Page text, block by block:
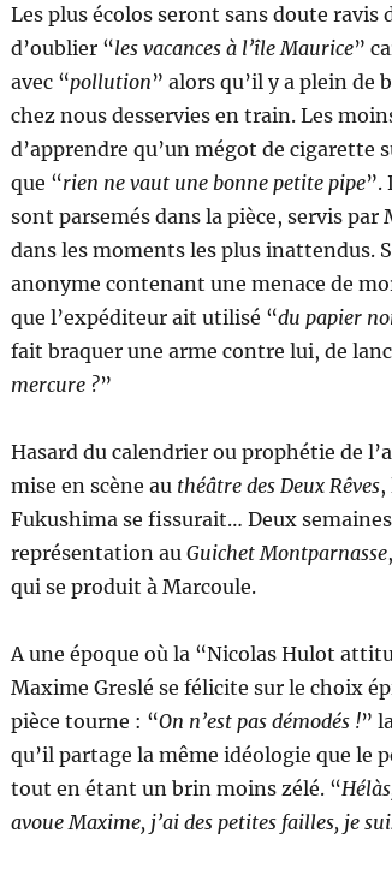
Les plus écolos seront sans doute ravis
d’oublier “les vacances à l’île Maurice”
avec “pollution” alors qu’il y a plein de
chez nous desservies en train. Les
d’apprendre qu’un mégot de cigarette
que “rien ne vaut une bonne petite pipe”.
sont parsemés dans la pièce, servis
dans les moments les plus inattendus.
anonyme contenant une menace de
que l’expéditeur ait utilisé “du papier
fait braquer une arme contre lui, de
mercure ?”
Hasard du calendrier ou prophétie de
mise en scène au théâtre des Deux Rêves,
Fukushima se fissurait… Deux
représentation au Guichet Montparnasse
qui se produit à Marcoule.
A une époque où la “Nicolas Hulot
Maxime Greslé se félicite sur le choix
pièce tourne : “On n’est pas démodés !”
qu’il partage la même idéologie que le
tout en étant un brin moins zélé. “
avoue Maxime, j’ai des petites failles, je